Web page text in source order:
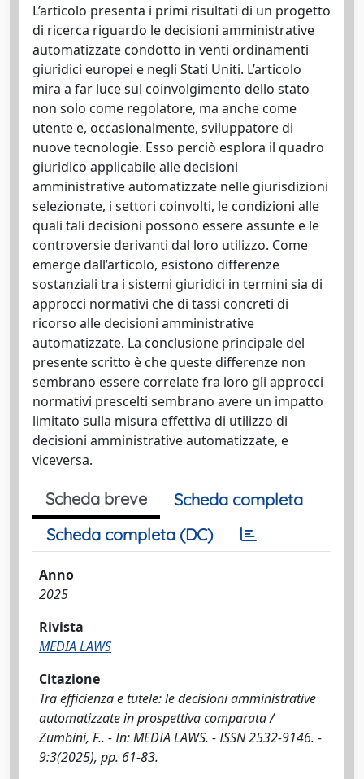
L’articolo presenta i primi risultati di un progetto
di ricerca riguardo le decisioni amministrative
automatizzate condotto in venti ordinamenti
giuridici europei e negli Stati Uniti. L’articolo
mira a far luce sul coinvolgimento dello stato
non solo come regolatore, ma anche come
utente e, occasionalmente, sviluppatore di
nuove tecnologie. Esso perciò esplora il quadro
giuridico applicabile alle decisioni
amministrative automatizzate nelle giurisdizioni
selezionate, i settori coinvolti, le condizioni alle
quali tali decisioni possono essere assunte e le
controversie derivanti dal loro utilizzo. Come
emerge dall’articolo, esistono differenze
sostanziali tra i sistemi giuridici in termini sia di
approcci normativi che di tassi concreti di
ricorso alle decisioni amministrative
automatizzate. La conclusione principale del
presente scritto è che queste differenze non
sembrano essere correlate fra loro gli approcci
normativi prescelti sembrano avere un impatto
limitato sulla misura effettiva di utilizzo di
decisioni amministrative automatizzate, e
viceversa.
Scheda breve
Scheda completa
Scheda completa (DC)
Anno
2025
Rivista
MEDIA LAWS
Citazione
Tra efficienza e tutele: le decisioni amministrative
automatizzate in prospettiva comparata /
Zumbini, F.. - In: MEDIA LAWS. - ISSN 2532-9146. -
9:3(2025), pp. 61-83.